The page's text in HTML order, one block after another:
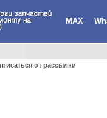
MAX
от рассылки